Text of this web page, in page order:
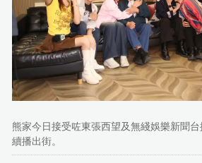
熊家今日接受咗東張西望及無綫娛樂新聞
續播出街。